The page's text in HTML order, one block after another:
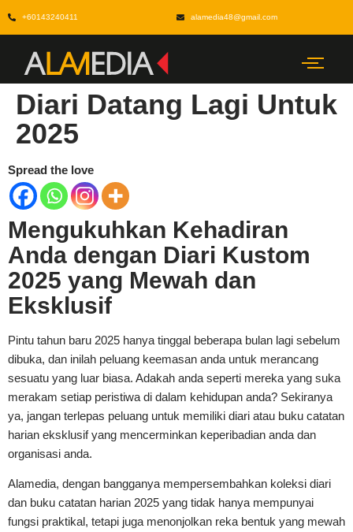
+60143240411 alamedia48@gmail.com
Diari Datang Lagi Untuk
2025
Spread the love
Mengukuhkan Kehadiran
Anda dengan Diari Kustom
2025 yang Mewah dan
Eksklusif
Pintu tahun baru 2025 hanya tinggal beberapa bulan lagi sebelum
dibuka, dan inilah peluang keemasan anda untuk merancang
sesuatu yang luar biasa. Adakah anda seperti mereka yang suka
merakam setiap peristiwa di dalam kehidupan anda? Sekiranya
ya, jangan terlepas peluang untuk memiliki diari atau buku catatan
harian eksklusif yang mencerminkan keperibadian anda dan
organisasi anda.
Alamedia, dengan bangganya mempersembahkan koleksi diari
dan buku catatan harian 2025 yang tidak hanya mempunyai
fungsi praktikal, tetapi juga menonjolkan reka bentuk yang mewah